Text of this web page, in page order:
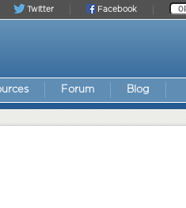
Facebook
Twitter
Forum Blog